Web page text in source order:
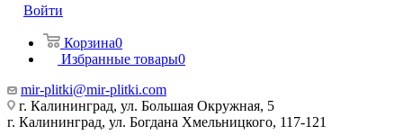
Войти
Корзина0
Избранные товары0
mir-plitki@mir-plitki.com
г. Калининград, ул. Большая Окружная, 5
г. Калининград, ул. Богдана Хмельницкого, 117-121